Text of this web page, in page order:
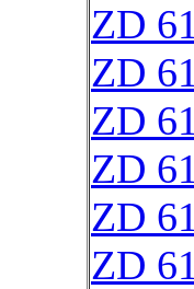
ZD
ZD
ZD
ZD
ZD
ZD